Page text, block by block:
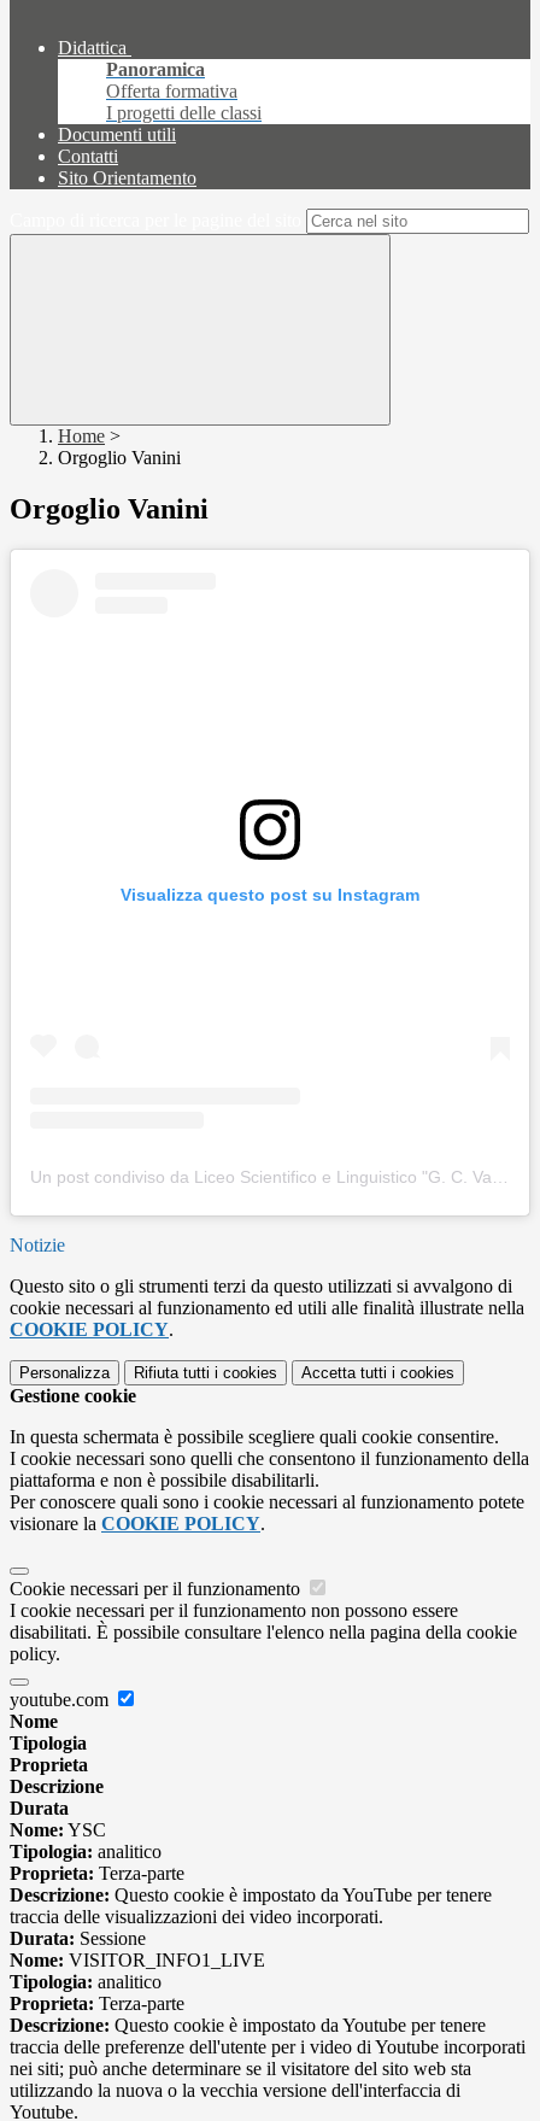
Didattica
Panoramica
Offerta formativa
I progetti delle classi
Documenti utili
Contatti
Sito Orientamento
Home >
Orgoglio Vanini
Orgoglio Vanini
Visualizza questo post su Instagram
Un post condiviso da Liceo Scientifico e Linguistico "G. C. Vanini" di Casarano (LE) (@liceovaniniofficial)
Notizie
Questo sito o gli strumenti terzi da questo utilizzati si avvalgono di
cookie necessari al funzionamento ed utili alle finalità illustrate nella
COOKIE POLICY.
Personalizza Rifiuta tutti i cookies Accetta tutti i cookies
Gestione cookie
In questa schermata è possibile scegliere quali cookie consentire.
I cookie necessari sono quelli che consentono il funzionamento della
piattaforma e non è possibile disabilitarli.
Per conoscere quali sono i cookie necessari al funzionamento potete
visionare la COOKIE POLICY.
Cookie necessari per il funzionamento
I cookie necessari per il funzionamento non possono essere
disabilitati. È possibile consultare l'elenco nella pagina della cookie
policy.
youtube.com
Nome
Tipologia
Proprieta
Descrizione
Durata
Nome: YSC
Tipologia: analitico
Proprieta: Terza-parte
Descrizione: Questo cookie è impostato da YouTube per tenere
traccia delle visualizzazioni dei video incorporati.
Durata: Sessione
Nome: VISITOR_INFO1_LIVE
Tipologia: analitico
Proprieta: Terza-parte
Descrizione: Questo cookie è impostato da Youtube per tenere
traccia delle preferenze dell'utente per i video di Youtube incorporati
nei siti; può anche determinare se il visitatore del sito web sta
utilizzando la nuova o la vecchia versione dell'interfaccia di
Youtube.